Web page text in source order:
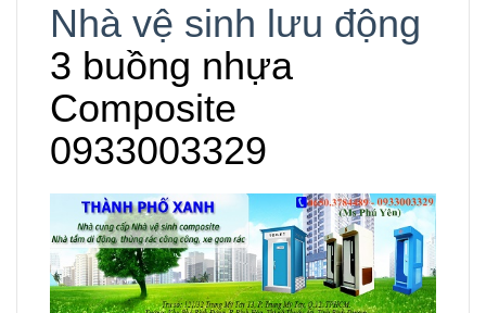
Nhà vệ sinh lưu động
3 buồng nhựa
Composite
0933003329